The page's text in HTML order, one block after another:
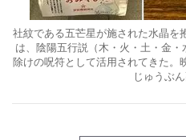
社紋である五芒星が施された水晶を
は、陰陽五行説（木・火・土・金
除けの呪符として活用されてきた。
じゅうぶ